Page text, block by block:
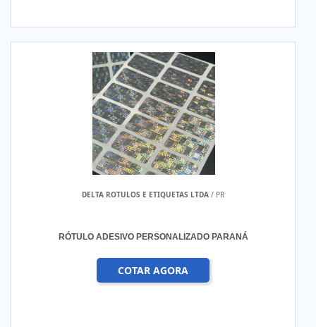
DELTA ROTULOS E ETIQUETAS LTDA / PR
RÓTULO ADESIVO PERSONALIZADO PARANÁ
COTAR AGORA